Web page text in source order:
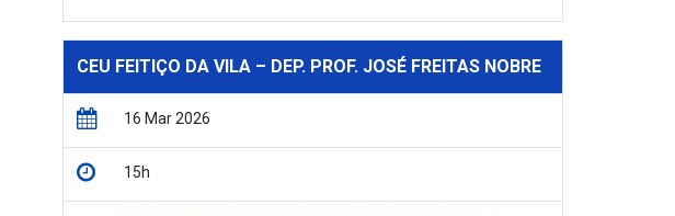
CEU FEITIÇO DA VILA – DEP. PROF. JOSÉ FREITAS NOBRE
16 Mar 2026
15h